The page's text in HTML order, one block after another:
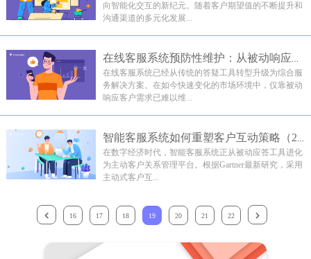
向智能化交互的新纪元。随着客户期望值的不断提升和
沟通渠道的多元化发展...
在线客服系统已经从传统的答疑工具转型升级为综合服
务解决方案。在如今快速变化的市场环境中，仅靠被动
响应客户需求已难以维...
在数字经济时代，智能客服系统正从被动应答工具进化
为主动客户关系管理平台。根据Gartner最新研究，采用
主动式客户互...
16 17 18 19 20 21 22